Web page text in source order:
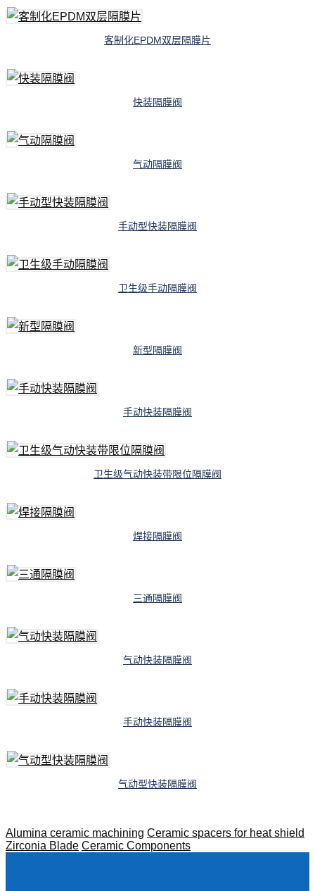
客制化EPDM双层隔膜片
快装隔膜阀
气动隔膜阀
手动型快装隔膜阀
卫生级手动隔膜阀
新型隔膜阀
手动快装隔膜阀
卫生级气动快装带限位隔膜阀
焊接隔膜阀
三通隔膜阀
气动快装隔膜阀
手动快装隔膜阀
气动型快装隔膜阀
Alumina ceramic machining Ceramic spacers for heat shield
Zirconia Blade Ceramic Components